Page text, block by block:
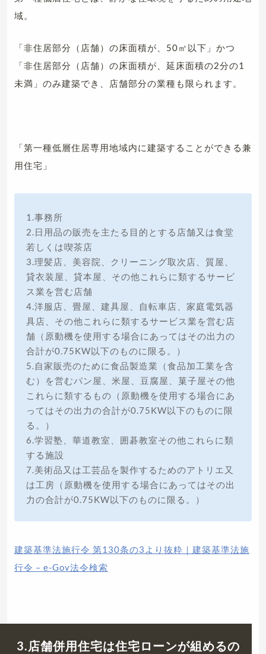
域。
「非住居部分（店舗）の床面積が、50㎡以下」かつ
「非住居部分（店舗）の床面積が、延床面積の2分の1
未満」のみ建築でき、店舗部分の業種も限られます。
「第一種低層住居専用地域内に建築することができる兼
用住宅」
1.事務所
2.日用品の販売を主たる目的とする店舗又は食堂
若しくは喫茶店
3.理髪店、美容院、クリーニング取次店、質屋、
貸衣装屋、貸本屋、その他これらに類するサービ
ス業を営む店舗
4.洋服店、畳屋、建具屋、自転車店、家庭電気器
具店、その他これらに類するサービス業を営む店
舗（原動機を使用する場合にあってはその出力の
合計が0.75KW以下のものに限る。）
5.自家販売のために食品製造業（食品加工業を含
む）を営むパン屋、米屋、豆腐屋、菓子屋その他
これらに類するもの（原動機を使用する場合にあ
ってはその出力の合計が0.75KW以下のものに限
る。）
6.学習塾、華道教室、囲碁教室その他これらに類
する施設
7.美術品又は工芸品を製作するためのアトリエ又
は工房（原動機を使用する場合にあってはその出
力の合計が0.75KW以下のものに限る。）
建築基準法施行令 第130条の3より抜粋｜建築基準法施
行令 – e-Gov法令検索
3.店舗併用住宅は住宅ローンが組めるの